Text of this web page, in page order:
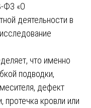
ФЗ «О
деятельности в
что именно
подводки,
дефект
протечка кровли или